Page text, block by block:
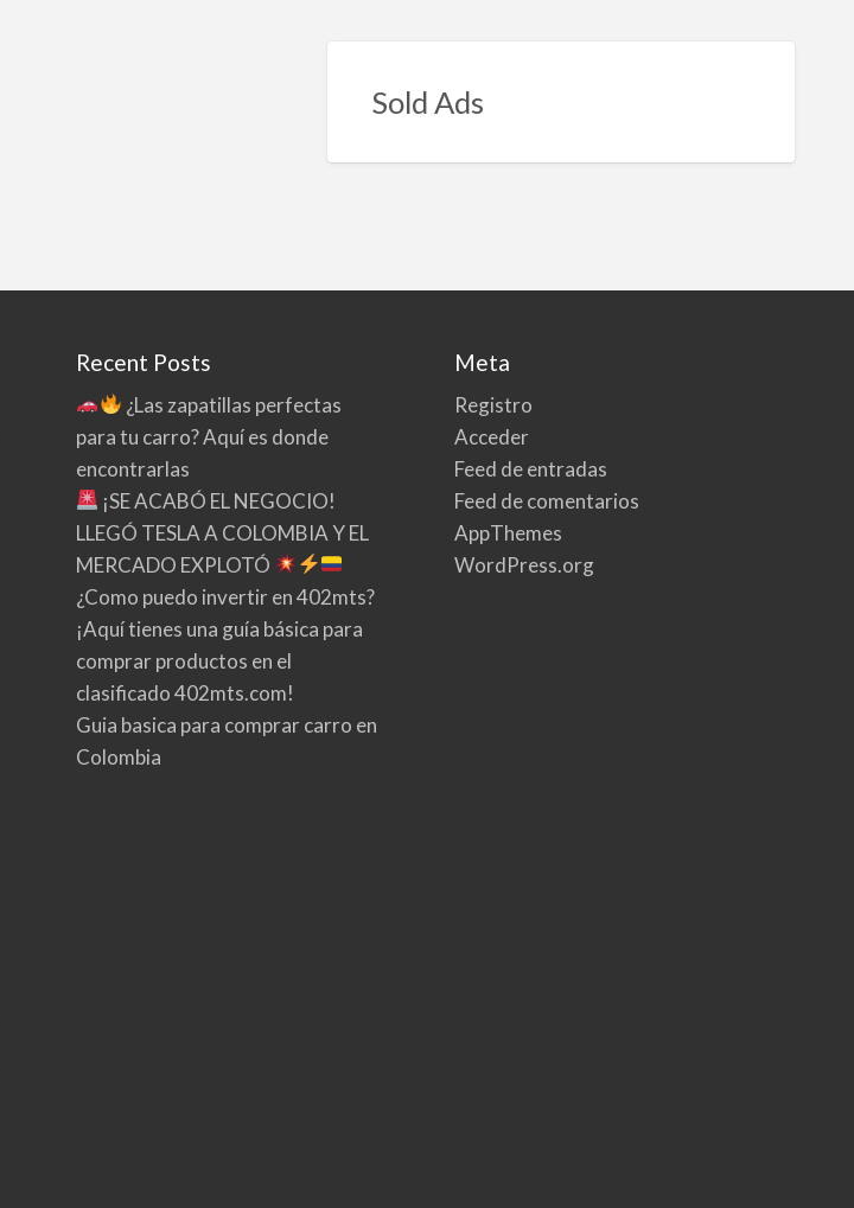
Sold Ads
Recent Posts
¿Las zapatillas perfectas
para tu carro? Aquí es donde
encontrarlas
¡SE ACABÓ EL NEGOCIO!
LLEGÓ TESLA A COLOMBIA Y EL
MERCADO EXPLOTÓ
¿Como puedo invertir en 402mts?
¡Aquí tienes una guía básica para
comprar productos en el
clasificado 402mts.com!
Guia basica para comprar carro en
Colombia
Meta
Registro
Acceder
Feed de entradas
Feed de comentarios
AppThemes
WordPress.org